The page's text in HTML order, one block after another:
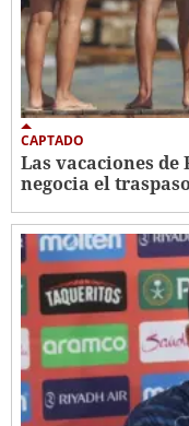
CAPTADO
Las vacaciones
negocia el